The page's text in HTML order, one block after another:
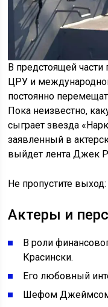
В предстоящей
ЦРУ и
постоянно
Пока неизвестно,
сыграет звезда
заявленный в
выйдет лента Джек
Не пропустите
Актеры и
В роли
Красински.
Его любовный
Шефом Джеймсом